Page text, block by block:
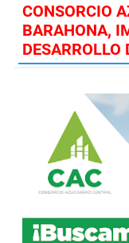
CONSORCIO
BARAHONA,
DESARROLLO